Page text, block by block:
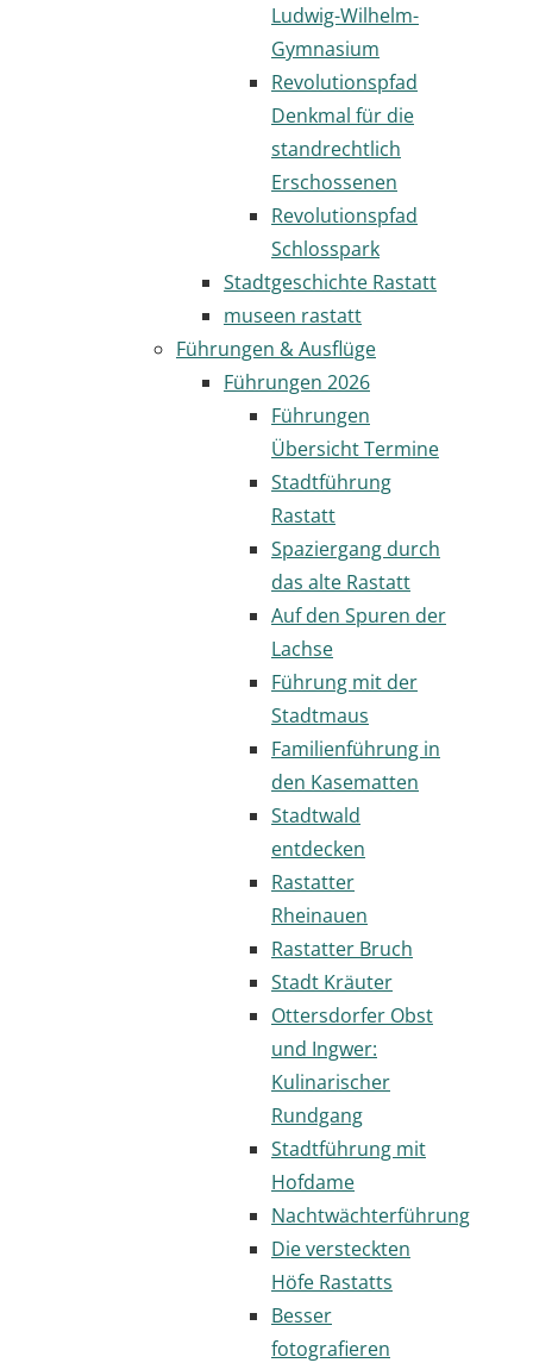
Ludwig-Wilhelm-
Gymnasium
Revolutionspfad
Denkmal für die
standrechtlich
Erschossenen
Revolutionspfad
Schlosspark
Stadtgeschichte Rastatt
museen rastatt
Führungen & Ausflüge
Führungen 2026
Führungen
Übersicht Termine
Stadtführung
Rastatt
Spaziergang durch
das alte Rastatt
Auf den Spuren der
Lachse
Führung mit der
Stadtmaus
Familienführung in
den Kasematten
Stadtwald
entdecken
Rastatter
Rheinauen
Rastatter Bruch
Stadt Kräuter
Ottersdorfer Obst
und Ingwer:
Kulinarischer
Rundgang
Stadtführung mit
Hofdame
Nachtwächterführung
Die versteckten
Höfe Rastatts
Besser
fotografieren